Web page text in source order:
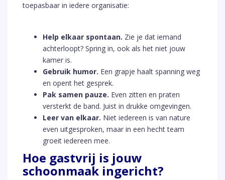
toepasbaar in iedere organisatie:
Help elkaar spontaan. Zie je dat iemand
achterloopt? Spring in, ook als het niet jouw
kamer is.
Gebruik humor. Een grapje haalt spanning weg
en opent het gesprek.
Pak samen pauze. Even zitten en praten
versterkt de band. Juist in drukke omgevingen.
Leer van elkaar. Niet iedereen is van nature
even uitgesproken, maar in een hecht team
groeit iedereen mee.
Hoe gastvrij is jouw
schoonmaak ingericht?